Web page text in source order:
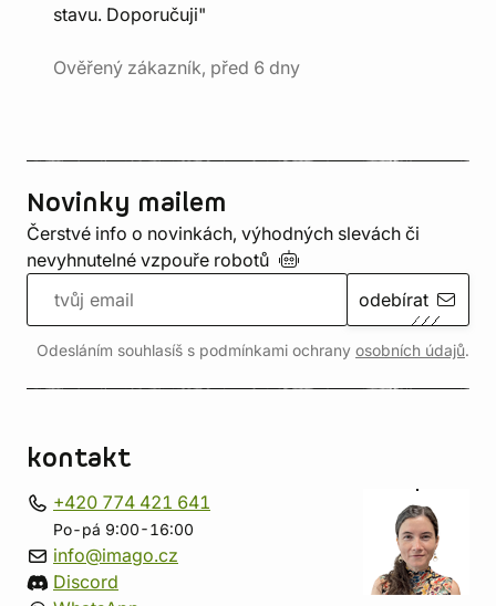
stavu. Doporučuji"
Ověřený zákazník, před 6 dny
Novinky mailem
Čerstvé info o novinkách, výhodných slevách či
nevyhnutelné vzpouře robotů
odebírat
Odesláním souhlasíš s podmínkami ochrany osobních údajů.
kontakt
+420 774 421 641
Po-pá 9:00-16:00
info@imago.cz
Discord